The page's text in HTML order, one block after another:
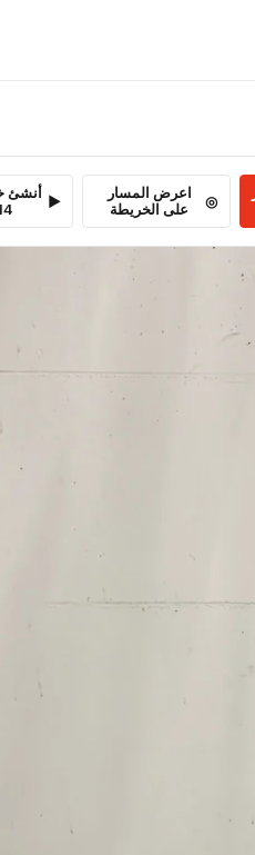
اعرض المسار
على الخريطة
أنشئ
14